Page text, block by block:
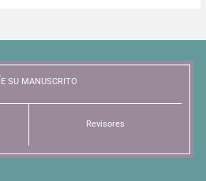
SU MANUSCRITO
Revisores